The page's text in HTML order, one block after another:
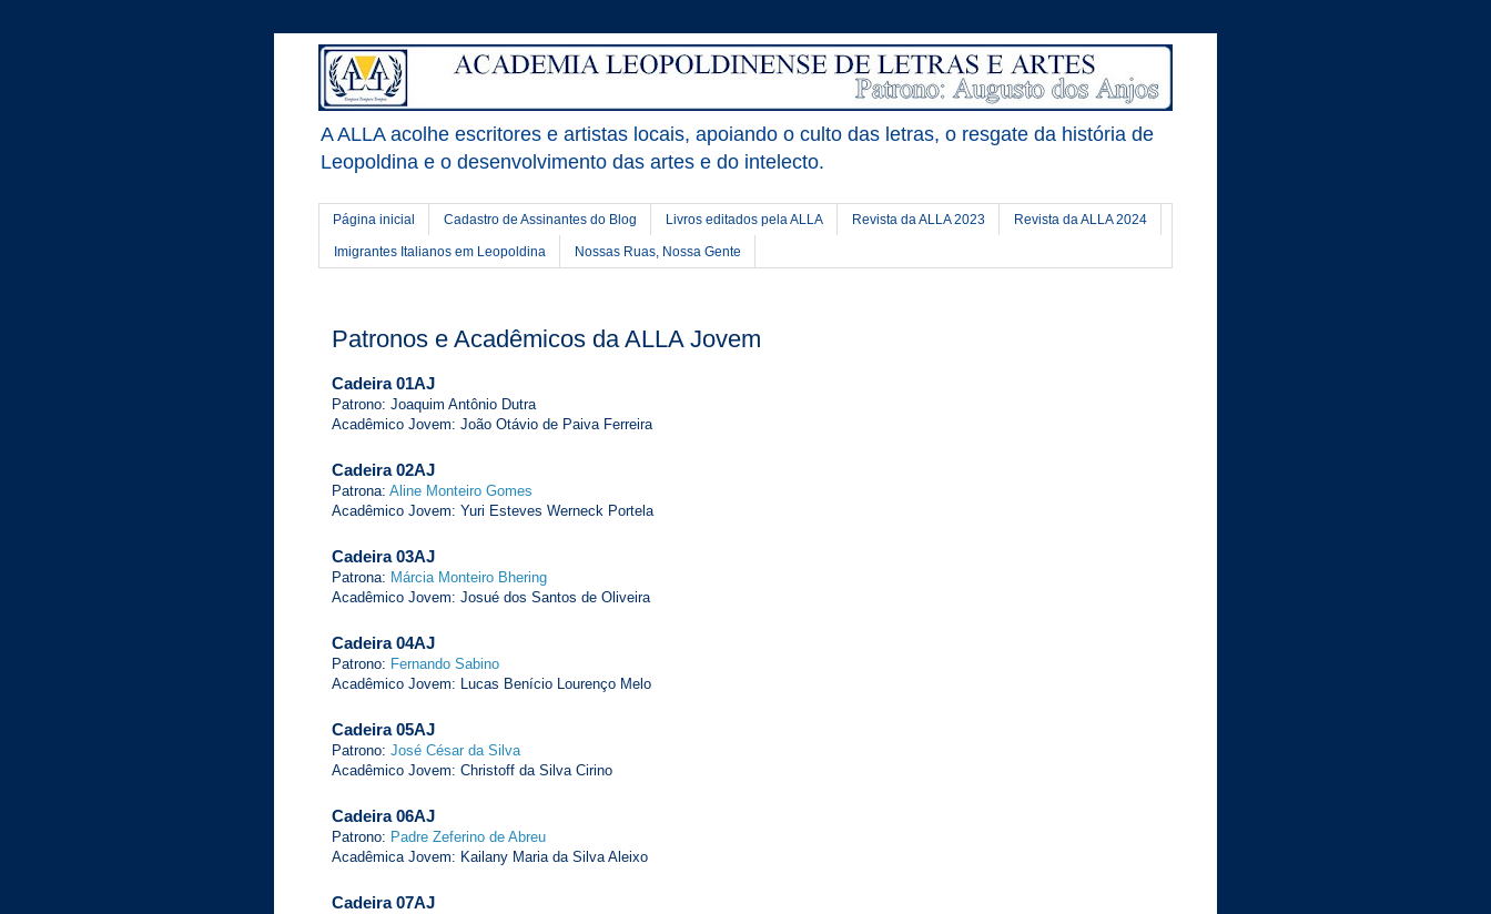
A ALLA acolhe escritores e artistas locais, apoiando o culto das letras, o resgate da história de
Leopoldina e o desenvolvimento das artes e do intelecto.
Página inicial Cadastro de Assinantes do Blog Livros editados pela ALLA Revista da ALLA 2023 Revista da ALLA 2024
Imigrantes Italianos em Leopoldina Nossas Ruas, Nossa Gente
Patronos e Acadêmicos da ALLA Jovem
Cadeira 01AJ
Patrono: Joaquim Antônio Dutra
Acadêmico Jovem: João Otávio de Paiva Ferreira
Cadeira 02AJ
Patrona: Aline Monteiro Gomes
Acadêmico Jovem: Yuri Esteves Werneck Portela
Cadeira 03AJ
Patrona: Márcia Monteiro Bhering
Acadêmico Jovem: Josué dos Santos de Oliveira
Cadeira 04AJ
Patrono: Fernando Sabino
Acadêmico Jovem: Lucas Benício Lourenço Melo
Cadeira 05AJ
Patrono: José César da Silva
Acadêmico Jovem: Christoff da Silva Cirino
Cadeira 06AJ
Patrono: Padre Zeferino de Abreu
Acadêmica Jovem: Kailany Maria da Silva Aleixo
Cadeira 07AJ